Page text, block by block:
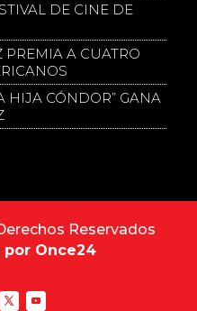
DE CINE DE
A CUATRO
HIJA CÓNDOR” GANA
Reservados
por Once24